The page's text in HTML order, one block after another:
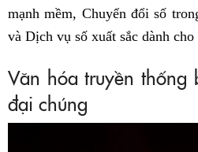
mạnh mềm, Chuyển đổi số
và Dịch vụ số xuất sắc dành cho
Văn hóa truyền thống
đại chúng